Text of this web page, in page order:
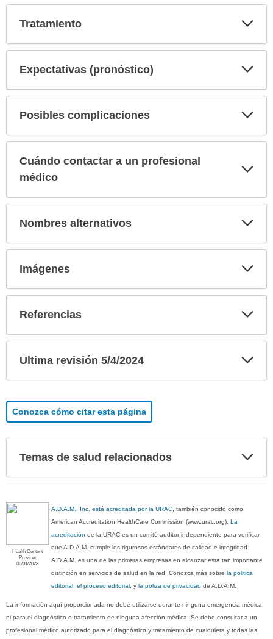
Tratamiento
Expectativas (pronóstico)
Posibles complicaciones
Cuándo contactar a un profesional
médico
Nombres alternativos
Imágenes
Referencias
Ultima revisión 5/4/2024
Conozca cómo citar esta página
Temas de salud relacionados
Health Content
Provider
06/01/2028
A.D.A.M., Inc. está acreditada por la URAC, también conocido como
American Accreditation HealthCare Commission (www.urac.org). La
acreditación de la URAC es un comité auditor independiente para verificar
que A.D.A.M. cumple los rigurosos estándares de calidad e integridad.
A.D.A.M. es una de las primeras empresas en alcanzar esta tan importante
distinción en servicios de salud en la red. Conozca más sobre la politica
editorial, el proceso editorial , y la poliza de privacidad de A.D.A.M.
La información aquí proporcionada no debe utilizarse durante ninguna emergencia médica
ni para el diagnóstico o tratamiento de ninguna afección médica. Se debe consultar a un
profesional médico autorizado para el diagnóstico y tratamiento de cualquiera y todas las